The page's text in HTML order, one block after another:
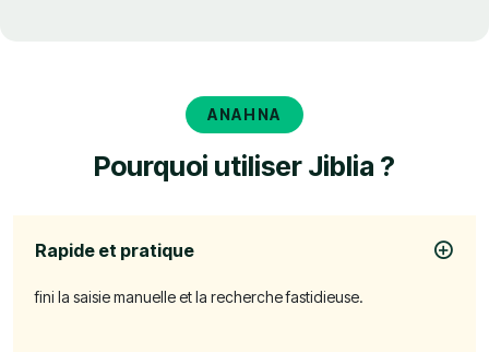
ANAHNA
Pourquoi utiliser Jiblia ?
Rapide et pratique
fini la saisie manuelle et la recherche fastidieuse.